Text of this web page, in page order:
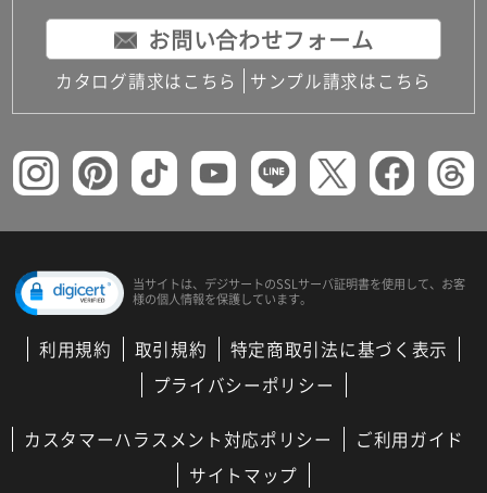
お問い合わせフォーム
カタログ請求はこちら サンプル請求はこちら
当サイトは、デジサートのSSLサーバ証明書を使用して、 お客
様の個人情報を保護しています。
利用規約 取引規約
特定商取引法に基づく表示
プライバシーポリシー
カスタマーハラスメント対応ポリシー
ご利用ガイド
サイトマップ